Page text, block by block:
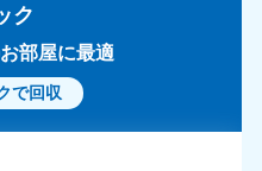
ク
部屋に最適
で回収